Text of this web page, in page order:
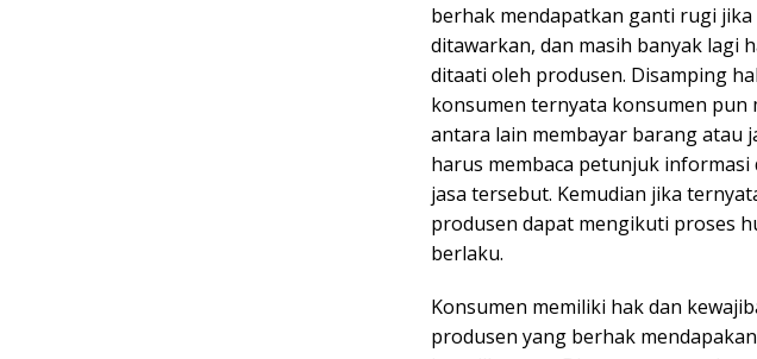
berhak mendapatkan ganti rugi
ditawarkan, dan masih banyak lagi
ditaati oleh produsen. Disamping
konsumen ternyata konsumen pun
antara lain membayar barang atau
harus membaca petunjuk
jasa tersebut. Kemudian jika
produsen dapat mengikuti proses
berlaku.
Konsumen memiliki hak dan
produsen yang berhak